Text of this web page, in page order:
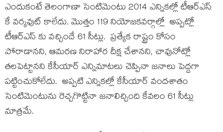
ఎందుకంటే తెలంగాణా సెంటిమెంటు 2014 ఎన్నికల్లో టీఆర్ఎస్
కే వర్కవుట్ కాలేదు. మొత్తం 119 నియోజకవర్గాల్లో అప్పట్లో
టీఆర్ఎస్ కు వచ్చిందే 61 సీట్లు. ప్రత్యేక రాష్ట్రం కోసం
పోరాడానని, ఆమరణ నిరాహార దీక్ష చేశానని, చావునోట్లో
తలపెట్టానని కేసీయార్ ఎన్నిమాటలు చెప్పినా జనాలు పెద్దగా
పట్టించుకోలేదు. అప్పటి ఎన్నికల్లో కేసీయార్ వందశాతం
సెంటిమెంటును రెచ్చగొట్టినా జనాలిచ్చింది కేవలం 61 సీట్లు
మాత్రమే.